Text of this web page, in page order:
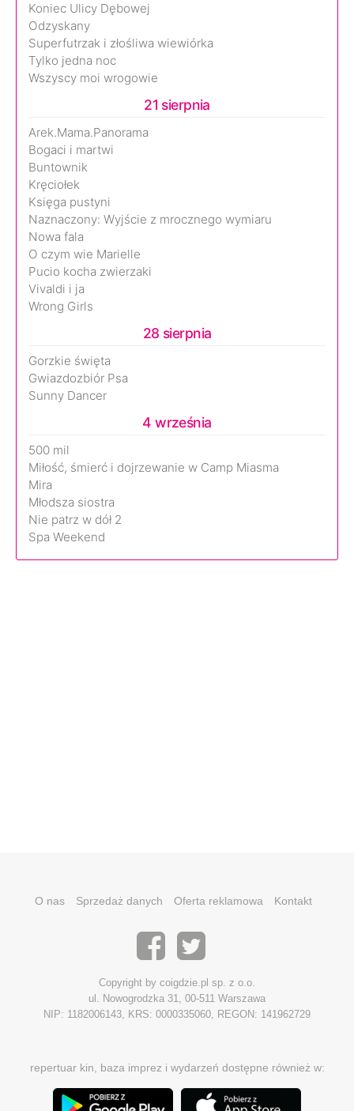
Koniec Ulicy Dębowej
Odzyskany
Superfutrzak i złośliwa wiewiórka
Tylko jedna noc
Wszyscy moi wrogowie
21 sierpnia
Arek.Mama.Panorama
Bogaci i martwi
Buntownik
Kręciołek
Księga pustyni
Naznaczony: Wyjście z mrocznego wymiaru
Nowa fala
O czym wie Marielle
Pucio kocha zwierzaki
Vivaldi i ja
Wrong Girls
28 sierpnia
Gorzkie święta
Gwiazdozbiór Psa
Sunny Dancer
4 września
500 mil
Miłość, śmierć i dojrzewanie w Camp Miasma
Mira
Młodsza siostra
Nie patrz w dół 2
Spa Weekend
O nas Sprzedaż danych Oferta reklamowa Kontakt
Copyright by coigdzie.pl sp. z o.o.
ul. Nowogrodzka 31, 00-511 Warszawa
NIP: 1182006143, KRS: 0000335060, REGON: 141962729
repertuar kin, baza imprez i wydarzeń dostępne również w: